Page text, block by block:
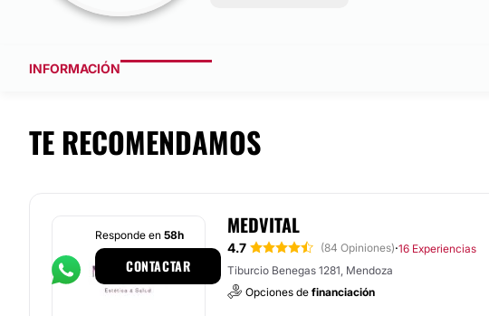
INFORMACIÓN
TE RECOMENDAMOS
MEDVITAL
4.7 (84 Opiniones)·16 Experiencias
Tiburcio Benegas 1281, Mendoza
Opciones de financiación
Responde en 58h
CONTACTAR